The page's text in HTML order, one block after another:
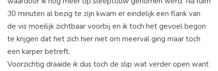
30 minuten al bezig te zijn kwam er eindelijk een flank van
de vis moeilijk zichtbaar voorbij en ik toch het gevoel begon
te krijgen dat het zich hier niet om meerval ging maar toch
een karper betreft.
Voorzichtig draaide ik dus toch de slip wat verder open want